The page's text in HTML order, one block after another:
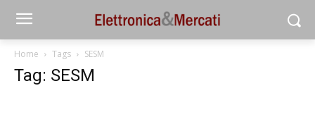
Home Tags SESM
Tag: SESM